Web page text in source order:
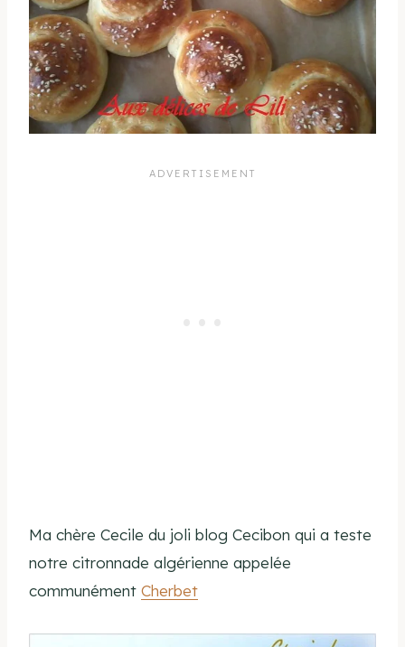
Ma chère Cecile du joli blog Cecibon qui a teste
notre citronnade algérienne appelée
communément Cherbet